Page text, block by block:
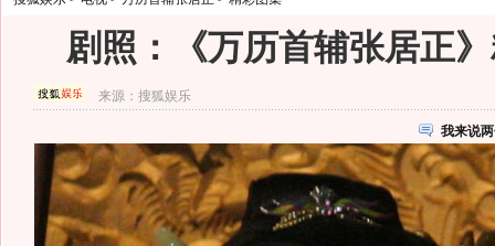
剧照：《万历首辅张居正
来源：搜狐娱乐
我来说